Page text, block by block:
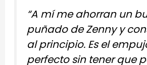
“A mí me ahorran un
puñado de Zenny y
al principio. Es el
perfecto sin tener que